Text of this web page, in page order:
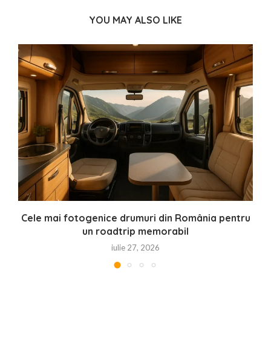
YOU MAY ALSO LIKE
Cele mai fotogenice drumuri din România pentru
un roadtrip memorabil
iulie 27, 2026